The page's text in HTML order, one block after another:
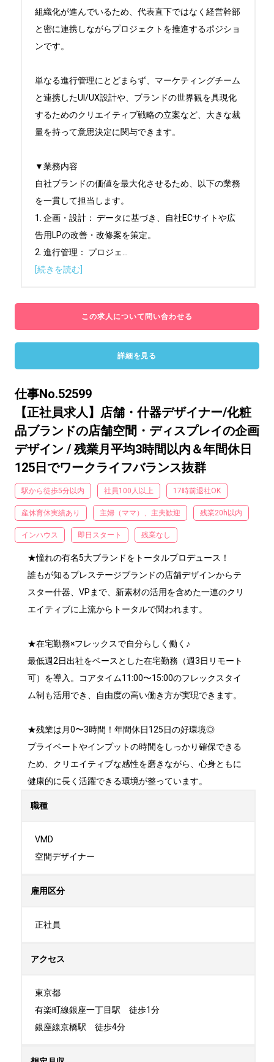
組織化が進んでいるため、代表直下ではなく経営幹部
と密に連携しながらプロジェクトを推進するポジショ
ンです。
単なる進行管理にとどまらず、マーケティングチーム
と連携したUI/UX設計や、ブランドの世界観を具現化
するためのクリエイティブ戦略の立案など、大きな裁
量を持って意思決定に関与できます。
▼業務内容
自社ブランドの価値を最大化させるため、以下の業務
を一貫して担当します。
1. 企画・設計： データに基づき、自社ECサイトや広
告用LPの改善・改修案を策定。
2. 進行管理： プロジェ
[続きを読む]
この求人について問い合わせる
詳細を見る
仕事No.52599
【正社員求人】店舗・什器デザイナー/化粧
品ブランドの店舗空間・ディスプレイの企画
デザイン / 残業月平均3時間以内＆年間休日
125日でワークライフバランス抜群
駅から徒歩5分以内 社員100人以上 17時前退社OK
産休育休実績あり 主婦（ママ）、主夫歓迎 残業20h以内
インハウス 即日スタート 残業なし
★憧れの有名5大ブランドをトータルプロデュース！
誰もが知るプレステージブランドの店舗デザインからテ
スター什器、VPまで、新素材の活用を含めた一連のクリ
エイティブに上流からトータルで関われます。
★在宅勤務×フレックスで自分らしく働く♪
最低週2日出社をベースとした在宅勤務（週3日リモート
可）を導入。コアタイム11:00〜15:00のフレックスタイ
ム制も活用でき、自由度の高い働き方が実現できます。
★残業は月0〜3時間！年間休日125日の好環境◎
プライベートやインプットの時間をしっかり確保できる
ため、クリエイティブな感性を磨きながら、心身ともに
健康的に長く活躍できる環境が整っています。
職種
VMD
空間デザイナー
雇用区分
正社員
アクセス
東京都
有楽町線銀座一丁目駅　徒歩1分
銀座線京橋駅　徒歩4分